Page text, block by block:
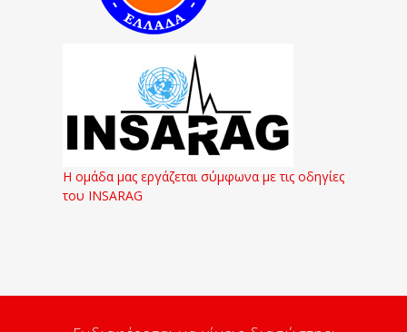
Η ομάδα μας εργάζεται σύμφωνα με τις οδηγίες
του INSARAG